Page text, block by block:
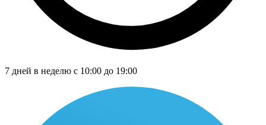
7 дней в неделю с 10:00 до 19:00